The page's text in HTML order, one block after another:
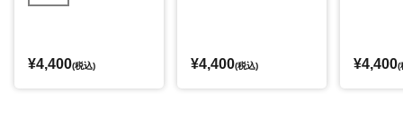
¥4,400(税込) ¥4,400(税込) ¥4,400(